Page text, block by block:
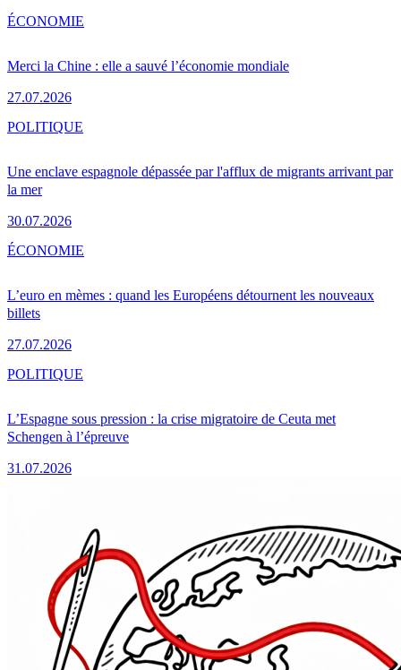
Merci la Chine : elle a sauvé l’économie mondiale
27.07.2026
ÉCONOMIE
Une enclave espagnole dépassée par l'afflux de migrants arrivant par
la mer
30.07.2026
POLITIQUE
L’euro en mèmes : quand les Européens détournent les nouveaux
billets
27.07.2026
ÉCONOMIE
L’Espagne sous pression : la crise migratoire de Ceuta met
Schengen à l’épreuve
31.07.2026
POLITIQUE